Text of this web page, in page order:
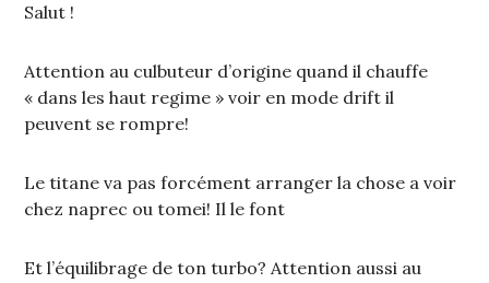
Salut !
Attention au culbuteur d’origine quand il chauffe
« dans les haut regime » voir en mode drift il
peuvent se rompre!
Le titane va pas forcément arranger la chose a voir
chez naprec ou tomei! Il le font
Et l’équilibrage de ton turbo? Attention aussi au